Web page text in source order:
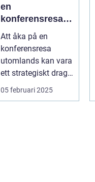
en
konferensresa
utomlands: En
möjlighet för
tillväxt och
samarbete
Att åka på en
konferensresa
utomlands kan vara
ett strategiskt drag
för företa...
05 februari 2025